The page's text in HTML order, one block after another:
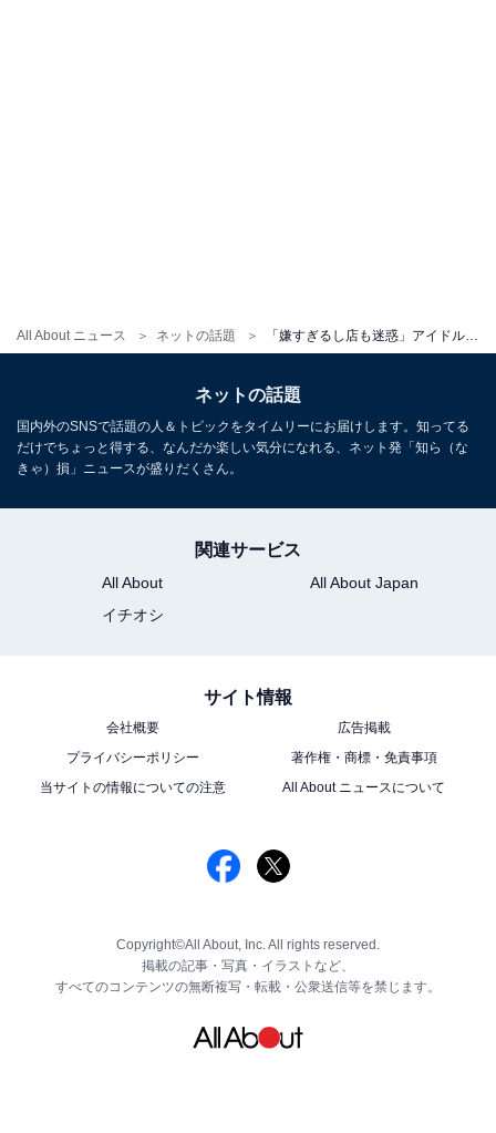
All About ニュース ネットの話題
ネットの話題
国内外のSNSで話題の人＆トピックをタイムリーにお届けします。知ってる
だけでちょっと得する、なんだか楽しい気分になれる、ネット発「知ら（な
きゃ）損」ニュースが盛りだくさん。
関連サービス
All About
All About Japan
イチオシ
サイト情報
会社概要
広告掲載
プライバシーポリシー
著作権・商標・免責事項
当サイトの情報についての注意
All About ニュースについて
Copyright©All About, Inc. All rights reserved.
掲載の記事・写真・イラストなど、
すべてのコンテンツの無断複写・転載・公衆送信等を禁じます。